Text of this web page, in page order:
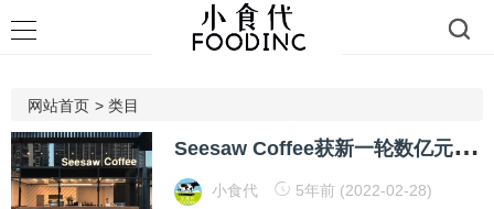
网站首页 > 类目
S
eesaw Coffee获新一轮数亿元融资，资本继续押注中国咖啡店
小食代 5年前 (2022-02-28)